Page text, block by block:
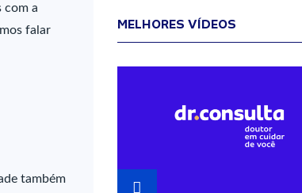
com a
falar
também
MELHORES VÍDEOS